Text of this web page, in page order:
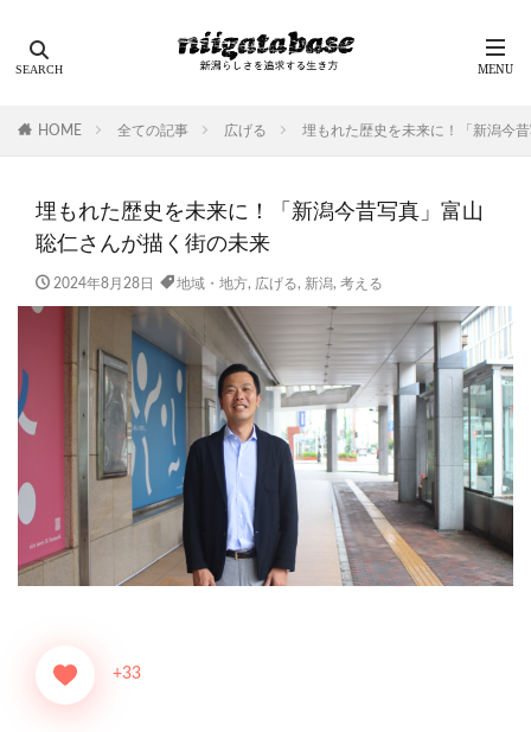
HOME 全ての記事 広げる 埋もれた歴史を未来に！「新潟今
埋もれた歴史を未来に！「新潟今昔写真」富山
聡仁さんが描く街の未来
2024年8月28日 地域・地方, 広げる, 新潟, 考える
+33